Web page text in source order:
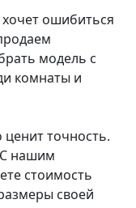
ошибиться
модель с
комнаты и
ценит точность.
С нашим
стоимость
своей